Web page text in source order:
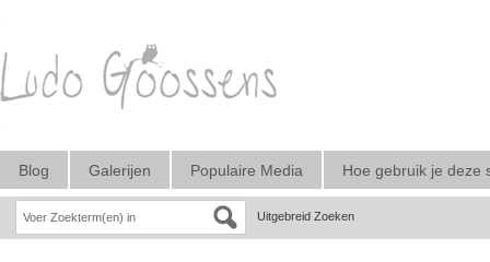
Blog Galerijen Populaire Media Hoe gebruik je deze
Uitgebreid Zoeken